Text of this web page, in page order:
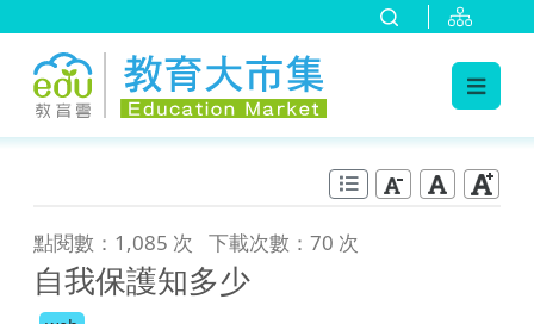
點閱數：1,085 次 下載次數：70 次
自我保護知多少